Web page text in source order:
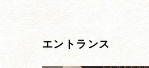
エントランス